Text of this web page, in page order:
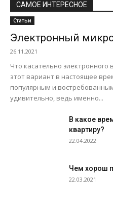
САМОЕ ИНТЕРЕСНОЕ
Статьи
Электронный
26.11.2021
Что касательно
этот вариант в настоящее
популярным и
удивительно, ведь именно...
В какое
квартиру?
22.04.2022
Чем хорош
22.03.2021